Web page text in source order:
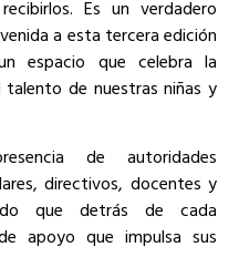
Es un verdadero
a esta tercera edición
espacio que celebra la
de nuestras niñas y
de autoridades
directivos, docentes y
que detrás de cada
apoyo que impulsa sus